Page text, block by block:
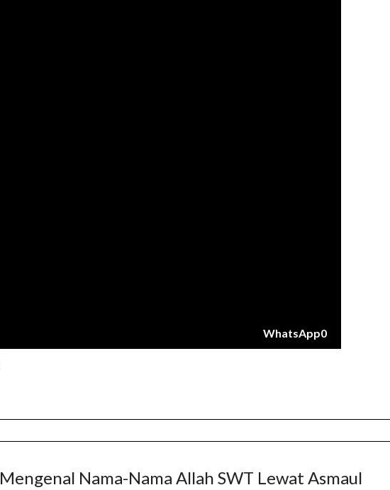
WhatsApp0
Mengenal Nama-Nama Allah SWT Lewat Asmaul